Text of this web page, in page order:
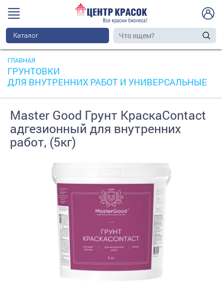
Каталог
ГЛАВНАЯ
ГРУНТОВКИ
ДЛЯ ВНУТРЕННИХ РАБОТ И УНИВЕРСАЛЬНЫЕ
Master Good Грунт КраскаContact
адгезионный для внутренних
работ, (5кг)